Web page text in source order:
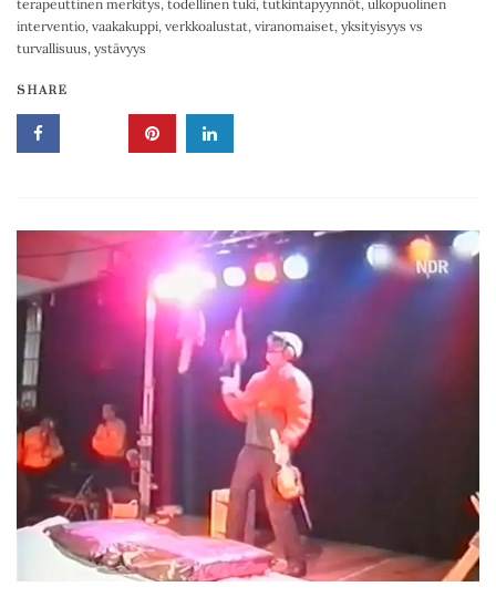
terapeuttinen merkitys, todellinen tuki, tutkintapyynnöt, ulkopuolinen
interventio, vaakakuppi, verkkoalustat, viranomaiset, yksityisyys vs
turvallisuus, ystävyys
SHARE